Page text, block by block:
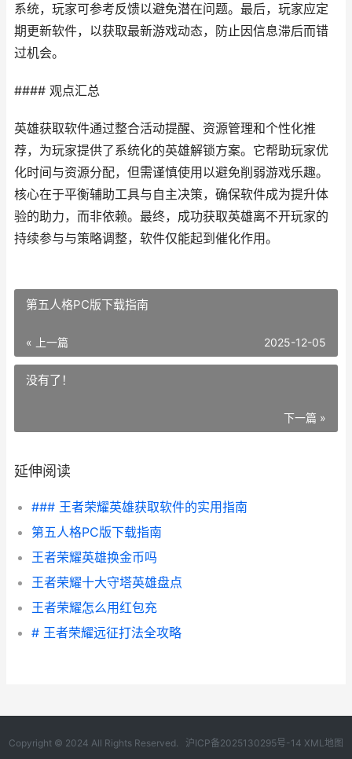
系统，玩家可参考反馈以避免潜在问题。最后，玩家应定
期更新软件，以获取最新游戏动态，防止因信息滞后而错
过机会。
#### 观点汇总
英雄获取软件通过整合活动提醒、资源管理和个性化推
荐，为玩家提供了系统化的英雄解锁方案。它帮助玩家优
化时间与资源分配，但需谨慎使用以避免削弱游戏乐趣。
核心在于平衡辅助工具与自主决策，确保软件成为提升体
验的助力，而非依赖。最终，成功获取英雄离不开玩家的
持续参与与策略调整，软件仅能起到催化作用。
第五人格PC版下载指南
« 上一篇 2025-12-05
没有了！
下一篇 »
延伸阅读
### 王者荣耀英雄获取软件的实用指南
第五人格PC版下载指南
王者荣耀英雄换金币吗
王者荣耀十大守塔英雄盘点
王者荣耀怎么用红包充
# 王者荣耀远征打法全攻略
Copyright © 2024 All Rights Reserved. 沪ICP备2025130295号-14 XML地图